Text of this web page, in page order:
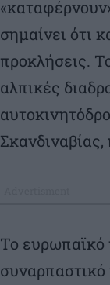
σημαίνει ότι
προκλήσεις.
αλπικές
Σκανδιναβίας,
Το ευρωπαϊκό